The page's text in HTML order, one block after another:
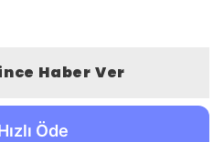
Haber Ver